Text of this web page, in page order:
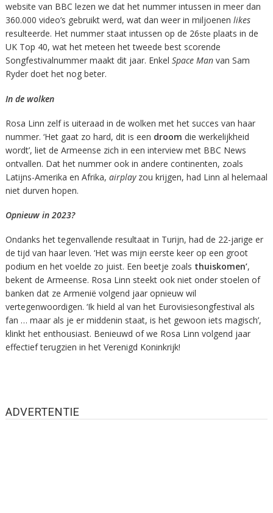
website van BBC lezen we dat het nummer intussen in meer dan
360.000 video’s gebruikt werd, wat dan weer in miljoenen likes
resulteerde. Het nummer staat intussen op de 26ste plaats in de
UK Top 40, wat het meteen het tweede best scorende
Songfestivalnummer maakt dit jaar. Enkel Space Manvan Sam
Ryder doet het nog beter.
In de wolken
Rosa Linn zelf is uiteraad in de wolken met het succes van haar
nummer. ‘Het gaat zo hard, dit is een droom die werkelijkheid
wordt’, liet de Armeense zich in een interview met BBC News
ontvallen. Dat het nummer ook in andere continenten, zoals
Latijns-Amerika en Afrika, airplayzou krijgen, had Linn al helemaal
niet durven hopen.
Opnieuw in 2023?
Ondanks het tegenvallende resultaat in Turijn, had de 22-jarige er
de tijd van haar leven. ‘Het was mijn eerste keer op een groot
podium en het voelde zo juist. Een beetje zoals thuiskomen’,
bekent de Armeense. Rosa Linn steekt ook niet onder stoelen of
banken dat ze Armenië volgend jaar opnieuw wil
vertegenwoordigen. ‘Ik hield al van het Eurovisiesongfestival als
fan … maar als je er middenin staat, is het gewoon iets magisch’,
klinkt het enthousiast. Benieuwd of we Rosa Linn volgend jaar
effectief terugzien in het Verenigd Koninkrijk!
ADVERTENTIE